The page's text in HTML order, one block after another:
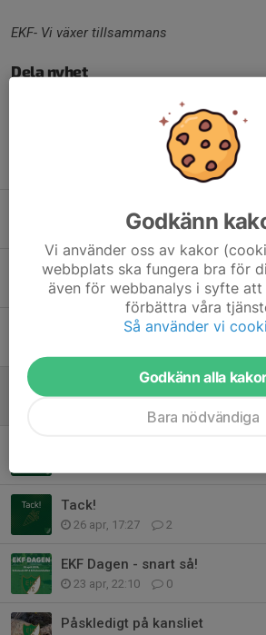
EKF- Vi växer tillsammans
Dela nyhet
Kansliets öppettider
12 jun, 13:05 0
Kansliet obemannat på
2 jun, 13:30 0
Tillsammans mot 2031!
Nya öppettider för kansliet
Tack!
26 apr, 17:27 2
EKF Dagen - snart så!
23 apr, 22:10 0
Påskledigt på kansliet
Godkänn
Vi använder oss av kakor
webbplats ska fungera bra för
även för webbanalys i syfte
förbättra våra
Så använder vi
Godkänn alla
Bara nödvändiga